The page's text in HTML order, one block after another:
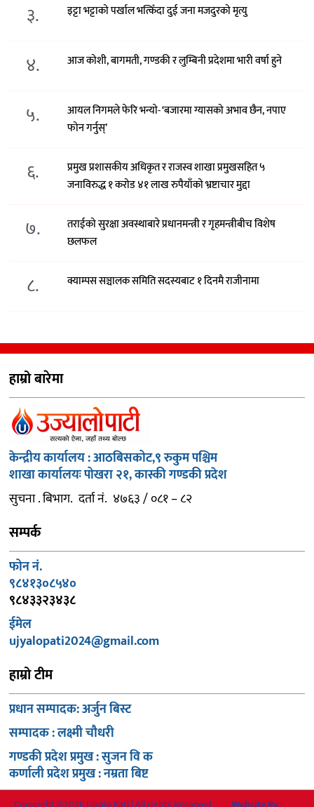
३. इट्टा भट्टाको पर्खाल भत्किँदा दुई जना मजदुरको मृत्यु
४. आज कोशी, बागमती, गण्डकी र लुम्बिनी प्रदेशमा भारी वर्षा हुने
५.
आयल निगमले फेरि भन्याे- ‘बजारमा ग्यासको अभाव छैन, नपाए
फोन गर्नुस्’
६.
प्रमुख प्रशासकीय अधिकृत र राजस्व शाखा प्रमुखसहित ५
जनाविरुद्ध १ करोड ४१ लाख रुपैयाँको भ्रष्टाचार मुद्दा
७.
तराईको सुरक्षा अवस्थाबारे प्रधानमन्त्री र गृहमन्त्रीबीच विशेष
छलफल
८. क्याम्पस सञ्चालक समिति सदस्यबाट १ दिनमै राजीनामा
हाम्रो बारेमा
केन्द्रीय कार्यालय : आठबिसकोट,९ रुकुम पश्चिम
शाखा कार्यालयः पोखरा २१, कास्की गण्डकी प्रदेश
सुचना . बिभाग. दर्ता नं. ४७६३ / ०८१ – ८२
सम्पर्क
फोन नं.
९८४१३०८५४०
९८४३३२३४३८
ईमेल
ujyalopati2024@gmail.com
हाम्रो टीम
प्रधान सम्पादक: अर्जुन बिस्ट
सम्पादक : लक्ष्मी चौधरी
गण्डकी प्रदेश प्रमुख : सुजन वि क
कर्णाली प्रदेश प्रमुख : नम्रता बिष्ट